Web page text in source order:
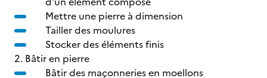
Mettre une pierre à dimension
Tailler des moulures
Stocker des éléments finis
2. Bâtir en pierre
Bâtir des maçonneries en moellons